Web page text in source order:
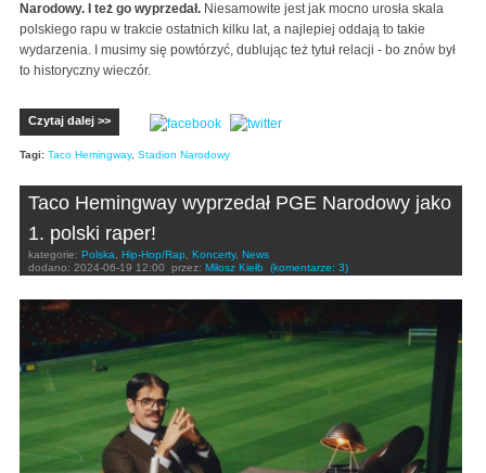
Narodowy. I też go wyprzedał. Niesamowite jest jak mocno urosła skala
polskiego rapu w trakcie ostatnich kilku lat, a najlepiej oddają to takie
wydarzenia. I musimy się powtórzyć, dublując też tytuł relacji - bo znów był
to historyczny wieczór.
Czytaj dalej >>
Tagi: Taco Hemingway, Stadion Narodowy
Taco Hemingway wyprzedał PGE Narodowy jako
1. polski raper!
kategorie: Polska, Hip-Hop/Rap, Koncerty, News
dodano: 2024-06-19 12:00 przez: Miłosz Kiełb (komentarze: 3)